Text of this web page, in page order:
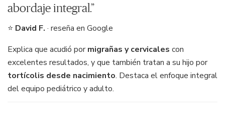
abordaje integral.”
⭐ David F. · reseña en Google
Explica que acudió pormigrañas y cervicales con
excelentes resultados, y que también tratan a su hijo por
tortícolis desde nacimiento. Destaca el enfoque integral
del equipo pediátrico y adulto.